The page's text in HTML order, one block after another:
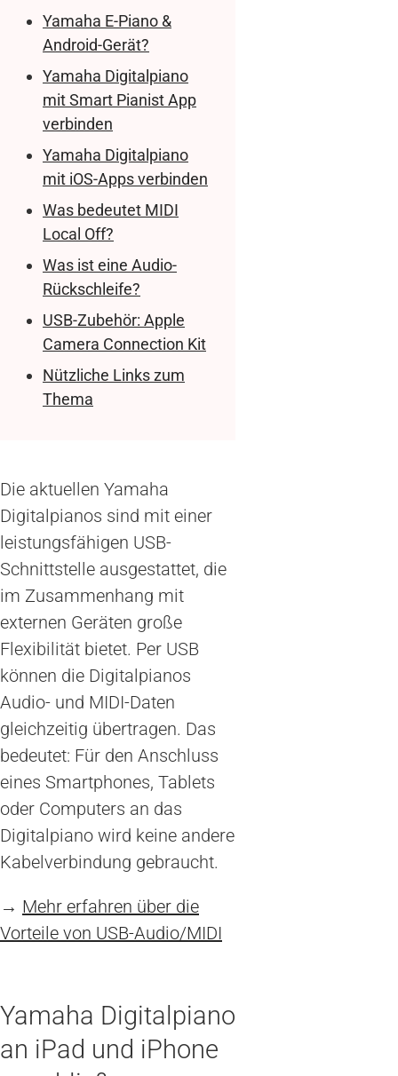
Yamaha E-Piano &
Android-Gerät?
Yamaha Digitalpiano
mit Smart Pianist App
verbinden
Yamaha Digitalpiano
mit iOS-Apps verbinden
Was bedeutet MIDI
Local Off?
Was ist eine Audio-
Rückschleife?
USB-Zubehör: Apple
Camera Connection Kit
Nützliche Links zum
Thema
Die aktuellen Yamaha
Digitalpianos sind mit einer
leistungsfähigen USB-
Schnittstelle ausgestattet, die
im Zusammenhang mit
externen Geräten große
Flexibilität bietet. Per USB
können die Digitalpianos
Audio- und MIDI-Daten
gleichzeitig übertragen. Das
bedeutet: Für den Anschluss
eines Smartphones, Tablets
oder Computers an das
Digitalpiano wird keine andere
Kabelverbindung gebraucht.
→ Mehr erfahren über die
Vorteile von USB-Audio/MIDI
Yamaha Digitalpiano
an iPad und iPhone